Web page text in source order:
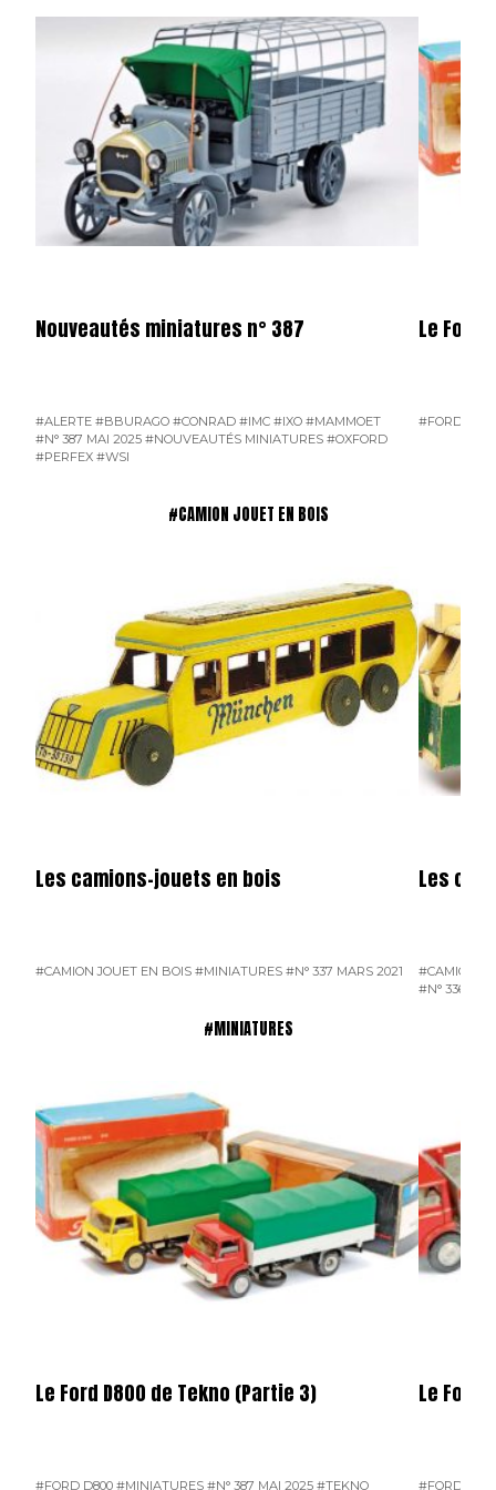
Nouveautés miniatures n° 387
#ALERTE #BBURAGO #CONRAD #IMC #IXO #MAMMOET
#N° 387 MAI 2025 #NOUVEAUTÉS MINIATURES #OXFORD
#PERFEX #WSI
Le Ford
#FORD D800
#CAMION JOUET EN BOIS
Les camions-jouets en bois
#CAMION JOUET EN BOIS #MINIATURES #N° 337 MARS 2021
Les
#CAMION
#N° 336
#MINIATURES
Le Ford D800 de Tekno (Partie 3)
#FORD D800 #MINIATURES #N° 387 MAI 2025 #TEKNO
Le Ford
#FORD D800